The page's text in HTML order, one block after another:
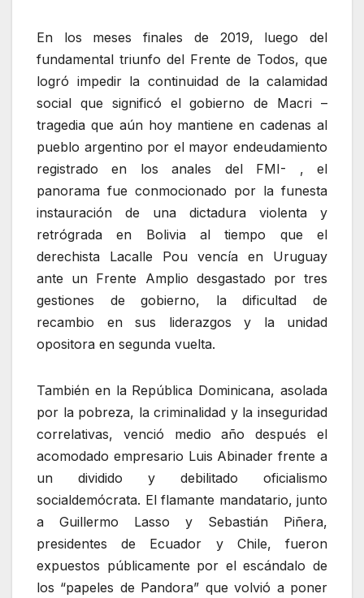
En los meses finales de 2019, luego del
fundamental triunfo del Frente de Todos, que
logró impedir la continuidad de la calamidad
social que significó el gobierno de Macri –
tragedia que aún hoy mantiene en cadenas al
pueblo argentino por el mayor endeudamiento
registrado en los anales del FMI- , el
panorama fue conmocionado por la funesta
instauración de una dictadura violenta y
retrógrada en Bolivia al tiempo que el
derechista Lacalle Pou vencía en Uruguay
ante un Frente Amplio desgastado por tres
gestiones de gobierno, la dificultad de
recambio en sus liderazgos y la unidad
opositora en segunda vuelta.
También en la República Dominicana, asolada
por la pobreza, la criminalidad y la inseguridad
correlativas, venció medio año después el
acomodado empresario Luis Abinader frente a
un dividido y debilitado oficialismo
socialdemócrata. El flamante mandatario, junto
a Guillermo Lasso y Sebastián Piñera,
presidentes de Ecuador y Chile, fueron
expuestos públicamente por el escándalo de
los “papeles de Pandora” que volvió a poner